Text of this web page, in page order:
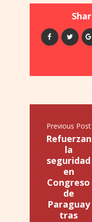
Previous Post
Refuerzan
la
seguridad
en
Congreso
de
Paraguay
tras